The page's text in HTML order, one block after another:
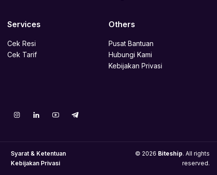
Services
Cek Resi
Cek Tarif
Others
Pusat Bantuan
Hubungi Kami
Kebijakan Privasi
Syarat & Ketentuan
Kebijakan Privasi
© 2026 Biteship. All rights
reserved.